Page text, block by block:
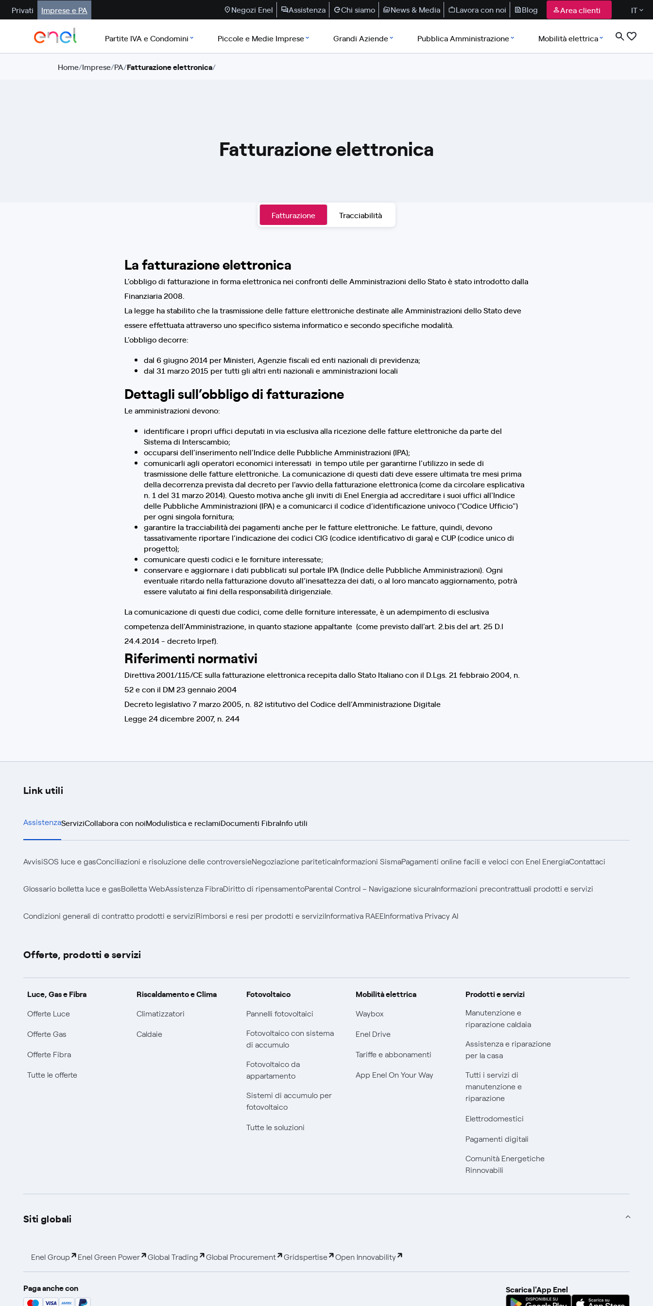
Privati Imprese e PA Negozi Enel Assistenza Chi siamo News & Media Lavora con noi Blog Area clienti IT
Partite IVA e Condomini Piccole e Medie Imprese Grandi Aziende Pubblica Amministrazione Mobilità elettrica
Home/Imprese/PA/Fatturazione elettronica/
Fatturazione elettronica
Fatturazione Tracciabilità
La fatturazione elettronica
L’obbligo di fatturazione in forma elettronica nei confronti delle Amministrazioni dello Stato è stato introdotto dalla
Finanziaria 2008.
La legge ha stabilito che la trasmissione delle fatture elettroniche destinate alle Amministrazioni dello Stato deve
essere effettuata attraverso uno specifico sistema informatico e secondo specifiche modalità.
L’obbligo decorre:
dal 6 giugno 2014 per Ministeri, Agenzie fiscali ed enti nazionali di previdenza;
dal 31 marzo 2015 per tutti gli altri enti nazionali e amministrazioni locali
Dettagli sull’obbligo di fatturazione
Le amministrazioni devono:
identificare i propri uffici deputati in via esclusiva alla ricezione delle fatture elettroniche da parte del
Sistema di Interscambio;
occuparsi dell’inserimento nell'Indice delle Pubbliche Amministrazioni (IPA);
comunicarli agli operatori economici interessati in tempo utile per garantirne l'utilizzo in sede di
trasmissione delle fatture elettroniche. La comunicazione di questi dati deve essere ultimata tre mesi prima
della decorrenza prevista dal decreto per l’avvio della fatturazione elettronica (come da circolare esplicativa
n. 1 del 31 marzo 2014). Questo motiva anche gli inviti di Enel Energia ad accreditare i suoi uffici all'Indice
delle Pubbliche Amministrazioni (IPA) e a comunicarci il codice d’identificazione univoco (“Codice Ufficio”)
per ogni singola fornitura;
garantire la tracciabilità dei pagamenti anche per le fatture elettroniche. Le fatture, quindi, devono
tassativamente riportare l’indicazione dei codici CIG (codice identificativo di gara) e CUP (codice unico di
progetto);
comunicare questi codici e le forniture interessate;
conservare e aggiornare i dati pubblicati sul portale IPA (Indice delle Pubbliche Amministrazioni). Ogni
eventuale ritardo nella fatturazione dovuto all’inesattezza dei dati, o al loro mancato aggiornamento, potrà
essere valutato ai fini della responsabilità dirigenziale.
La comunicazione di questi due codici, come delle forniture interessate, è un adempimento di esclusiva
competenza dell’Amministrazione, in quanto stazione appaltante (come previsto dall’art. 2.bis del art. 25 D.l
24.4.2014 - decreto Irpef).
Riferimenti normativi
Direttiva 2001/115/CE sulla fatturazione elettronica recepita dallo Stato Italiano con il D.Lgs. 21 febbraio 2004, n.
52 e con il DM 23 gennaio 2004
Decreto legislativo 7 marzo 2005, n. 82 istitutivo del Codice dell’Amministrazione Digitale
Legge 24 dicembre 2007, n. 244
Link utili
AssistenzaServiziCollabora con noiModulistica e reclamiDocumenti FibraInfo utili
AvvisiSOS luce e gasConciliazioni e risoluzione delle controversieNegoziazione pariteticaInformazioni SismaPagamenti online facili e veloci con Enel EnergiaContattaci
Glossario bolletta luce e gasBolletta WebAssistenza FibraDiritto di ripensamentoParental Control – Navigazione sicuraInformazioni precontrattuali prodotti e servizi
Condizioni generali di contratto prodotti e serviziRimborsi e resi per prodotti e serviziInformativa RAEEInformativa Privacy AI
Offerte, prodotti e servizi
Luce, Gas e Fibra
Offerte Luce
Offerte Gas
Offerte Fibra
Tutte le offerte
Riscaldamento e Clima
Climatizzatori
Caldaie
Fotovoltaico
Pannelli fotovoltaici
Fotovoltaico con sistema
di accumulo
Fotovoltaico da
appartamento
Sistemi di accumulo per
fotovoltaico
Tutte le soluzioni
Mobilità elettrica
Waybox
Enel Drive
Tariffe e abbonamenti
App Enel On Your Way
Prodotti e servizi
Manutenzione e
riparazione caldaia
Assistenza e riparazione
per la casa
Tutti i servizi di
manutenzione e
riparazione
Elettrodomestici
Pagamenti digitali
Comunità Energetiche
Rinnovabili
Siti globali
Enel Group Enel Green Power Global Trading Global Procurement Gridspertise Open Innovability
Paga anche con Scarica l'App Enel